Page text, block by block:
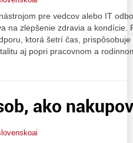
pre vedcov alebo IT
na zlepšenie zdravia a kondície.
ktorá šetrí čas,
aj popri pracovnom a
ako